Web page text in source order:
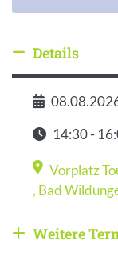
Details
Details
Datum
Zeit
14:30 -
Vorplatz
, Bad
Weitere
Weitere